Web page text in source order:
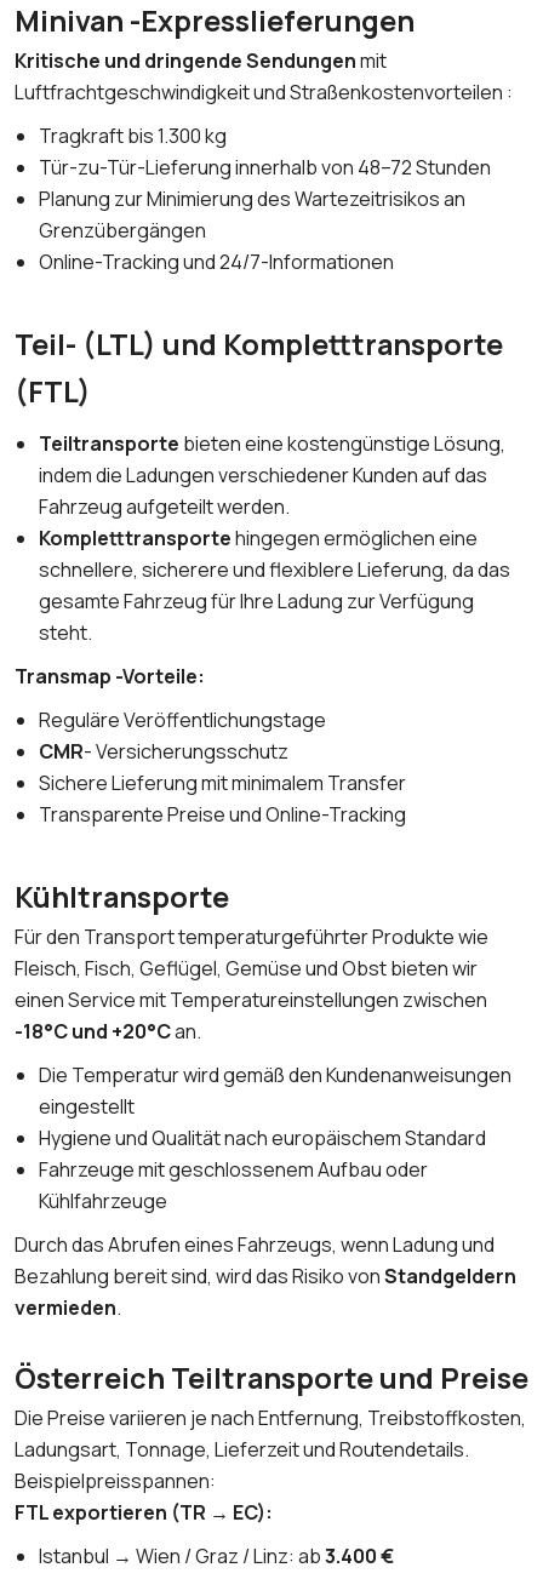
Minivan -Expresslieferungen
Kritische und dringende Sendungenmit
Luftfrachtgeschwindigkeit und Straßenkostenvorteilen :
Tragkraft bis 1.300 kg
Tür-zu-Tür-Lieferung innerhalb von 48–72 Stunden
Planung zur Minimierung des Wartezeitrisikos an
Grenzübergängen
Online-Tracking und 24/7-Informationen
Teil- (LTL) und Kompletttransporte
(FTL)
Teiltransporte bieten eine kostengünstige Lösung,
indem die Ladungen verschiedener Kunden auf das
Fahrzeug aufgeteilt werden.
Kompletttransportehingegen ermöglichen eine
schnellere, sicherere und flexiblere Lieferung, da das
gesamte Fahrzeug für Ihre Ladung zur Verfügung
steht.
Transmap -Vorteile:
Reguläre Veröffentlichungstage
CMR- Versicherungsschutz
Sichere Lieferung mit minimalem Transfer
Transparente Preise und Online-Tracking
Kühltransporte
Für den Transport temperaturgeführter Produkte wie
Fleisch, Fisch, Geflügel, Gemüse und Obst bieten wir
einen Service mit Temperatureinstellungen zwischen
-18°C und +20°Can.
Die Temperatur wird gemäß den Kundenanweisungen
eingestellt
Hygiene und Qualität nach europäischem Standard
Fahrzeuge mit geschlossenem Aufbau oder
Kühlfahrzeuge
Durch das Abrufen eines Fahrzeugs, wenn Ladung und
Bezahlung bereit sind, wird das Risiko vonStandgeldern
vermieden.
Österreich Teiltransporte und Preise
Die Preise variieren je nach Entfernung, Treibstoffkosten,
Ladungsart, Tonnage, Lieferzeit und Routendetails.
Beispielpreisspannen:
FTL exportieren (TR → EC):
Istanbul → Wien / Graz / Linz: ab3.400 €